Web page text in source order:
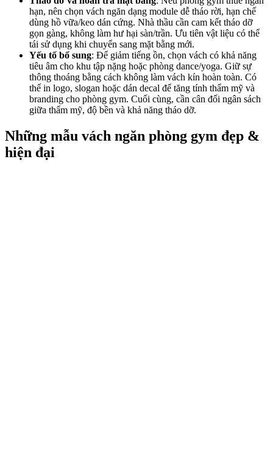
hạn, nên chọn vách ngăn dạng module dễ tháo rời, hạn chế
dùng hồ vữa/keo dán cứng. Nhà thầu cần cam kết tháo dỡ
gọn gàng, không làm hư hại sàn/trần. Ưu tiên vật liệu có thể
tái sử dụng khi chuyển sang mặt bằng mới.
Yếu tố bổ sung: Để giảm tiếng ồn, chọn vách có khả năng
tiêu âm cho khu tập nặng hoặc phòng dance/yoga. Giữ sự
thông thoáng bằng cách không làm vách kín hoàn toàn. Có
thể in logo, slogan hoặc dán decal để tăng tính thẩm mỹ và
branding cho phòng gym. Cuối cùng, cần cân đối ngân sách
giữa thẩm mỹ, độ bền và khả năng tháo dỡ.
Những mẫu vách ngăn phòng gym đẹp &
hiện đại